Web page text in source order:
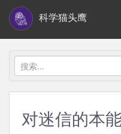
i
科学猫头鹰
搜
索：
对迷信的本